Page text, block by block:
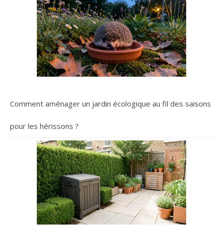
Comment aménager un jardin écologique au fil des saisons
pour les hérissons ?